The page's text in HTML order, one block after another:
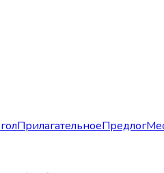
ПрилагательноеПредлог